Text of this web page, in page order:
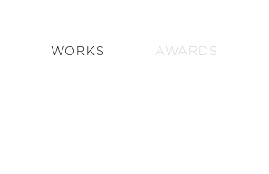
WORKS AWARDS